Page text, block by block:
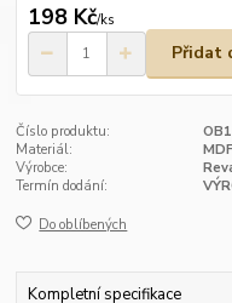
198 Kč/ks
Přidat
Číslo produktu:
Materiál:
MDF
Výrobce:
Termín dodání:
Do oblíbených
Kompletní specifikace